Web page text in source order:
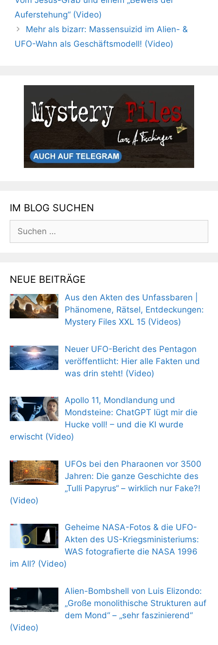
Auferstehung“ (Video)
Mehr als bizarr: Massensuizid im Alien- &
UFO-Wahn als Geschäftsmodell! (Video)
IM BLOG SUCHEN
Suchen
nach:
NEUE BEITRÄGE
Aus den Akten des Unfassbaren |
Phänomene, Rätsel, Entdeckungen:
Mystery Files XXL 15 (Videos)
Neuer UFO-Bericht des Pentagon
veröffentlicht: Hier alle Fakten und
was drin steht! (Video)
Apollo 11, Mondlandung und
Mondsteine: ChatGPT lügt mir die
Hucke voll! – und die KI wurde
erwischt (Video)
UFOs bei den Pharaonen vor 3500
Jahren: Die ganze Geschichte des
„Tulli Papyrus“ – wirklich nur Fake?!
(Video)
Geheime NASA-Fotos & die UFO-
Akten des US-Kriegsministeriums:
WAS fotografierte die NASA 1996
im All? (Video)
Alien-Bombshell von Luis Elizondo:
„Große monolithische Strukturen auf
dem Mond“ – „sehr faszinierend“
(Video)